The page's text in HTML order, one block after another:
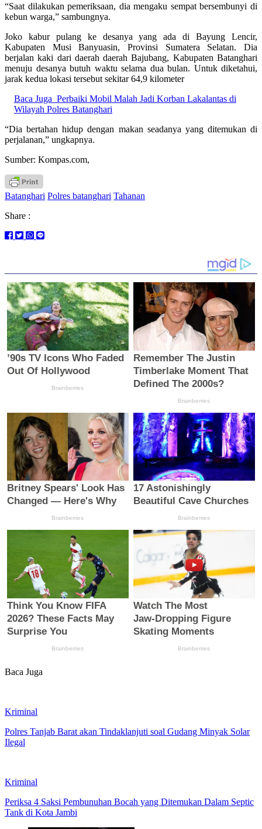
“Saat dilakukan pemeriksaan, dia mengaku sempat bersembunyi di
kebun warga,” sambungnya.
Joko kabur pulang ke desanya yang ada di Bayung Lencir,
Kabupaten Musi Banyuasin, Provinsi Sumatera Selatan. Dia
berjalan kaki dari daerah daerah Bajubang, Kabupaten Batanghari
menuju desanya butuh waktu selama dua bulan. Untuk diketahui,
jarak kedua lokasi tersebut sekitar 64,9 kilometer
Baca Juga Perbaiki Mobil Malah Jadi Korban Lakalantas di
Wilayah Polres Batanghari
“Dia bertahan hidup dengan makan seadanya yang ditemukan di
perjalanan,” ungkapnya.
Sumber: Kompas.com,
Batanghari Polres batanghari Tahanan
Share :
Baca Juga
Kriminal
Polres Tanjab Barat akan Tindaklanjuti soal Gudang Minyak Solar
Ilegal
Kriminal
Periksa 4 Saksi Pembunuhan Bocah yang Ditemukan Dalam Septic
Tank di Kota Jambi